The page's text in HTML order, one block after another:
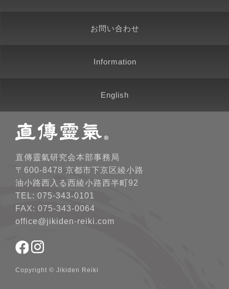
お問い合わせ
Information
English
直傳靈氣研究会本部事務局
〒600-8478 京都市下京区綾小路
油小路西入る西綾小路西半町92
TEL: 075-343-0101
FAX: 075-343-0064
office@jikiden-reiki.com
Copyright © Jikiden Reiki